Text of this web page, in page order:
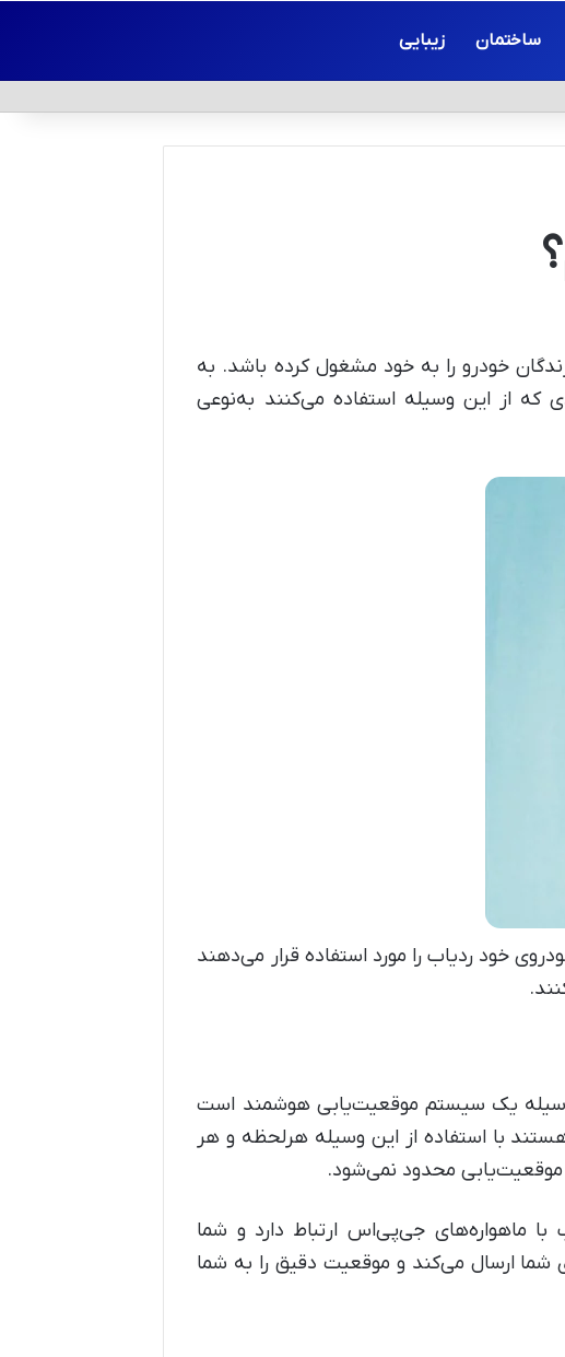
ساختمان زیبایی
خودرو را به خود مشغول کرده باشد. به
که از این وسیله استفاده می‌کنند به‌نوعی
خود ردیاب را مورد استفاده قرار می‌دهند
وسیله یک سیستم موقعیت‌یابی هوشمند است
با استفاده از این وسیله هرلحظه و هر
موقعیت‌یابی محدود نمی‌شود.
ماهواره‌های جی‌پی‌اس ارتباط دارد و شما
شما ارسال می‌کند و موقعیت دقیق را به شما